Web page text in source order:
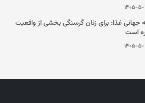
۵-۱۵
جهانی غذا: برای زنان گرسنگی بخشی از واقعیت
است
۵-۱۵